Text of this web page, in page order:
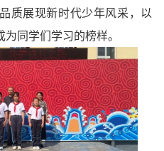
质展现新时代少年风采，以
同学们学习的榜样。